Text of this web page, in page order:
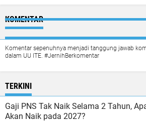
KOMENTAR
Komentar sepenuhnya menjadi tanggung jawab
dalam UU ITE. #JernihBerkomentar
TERKINI
Gaji PNS Tak Naik Selama 2 Tahun,
Akan Naik pada 2027?